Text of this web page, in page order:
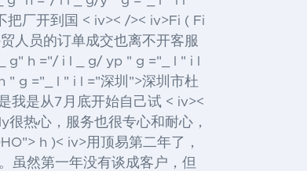
把厂开到国 < iv>< />< iv>Fi ( Fi
人 员的订单成交也离不开客服
g" h ="/ i l _ g/ yp " g ="_ l " i l
" g ="_ l " i l ="深圳">深圳 市杜
我是从7月底开始自己试 < iv><
热心，服务也很专心和耐心，
h )< iv>用顶易第二年了，
虽然第一年没有谈成客户，但